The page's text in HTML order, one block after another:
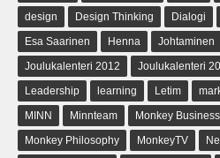
design
Design Thinking Dialogi
Esa Saarinen
Henna Johtaminen
Joulukalenteri 2012
Joulukalenteri
Leadership
learning Letim
MINN
Minnteam Monkey Business
Monkey Philosophy
MonkeyTV